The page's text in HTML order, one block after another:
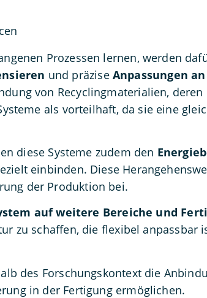
Prozessen lernen, werden
und präzise Anpassungen
von Recyclingmaterialien,
als vorteilhaft, da sie eine
diese Systeme zudem den
einbinden. Diese
der Produktion bei.
auf weitere Bereiche und
zu schaffen, die flexibel anpassbar
des Forschungskontext die
in der Fertigung ermöglichen.